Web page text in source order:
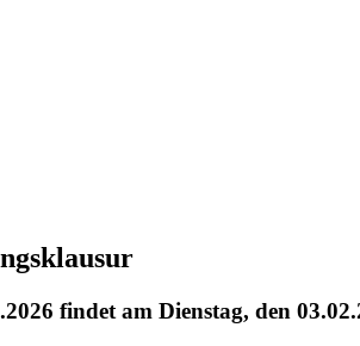
findet am Dienstag, den